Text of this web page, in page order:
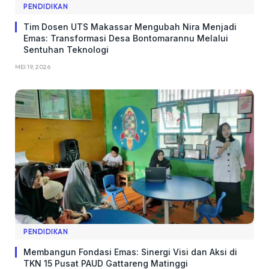
PENDIDIKAN
Tim Dosen UTS Makassar Mengubah Nira Menjadi
Emas: Transformasi Desa Bontomarannu Melalui
Sentuhan Teknologi
MEI 19, 2026
PENDIDIKAN
Membangun Fondasi Emas: Sinergi Visi dan Aksi di
TKN 15 Pusat PAUD Gattareng Matinggi